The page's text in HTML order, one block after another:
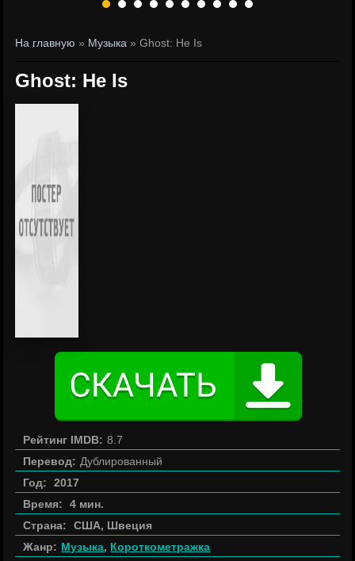
На главную » Музыка » Ghost: He Is
Ghost: He Is
Рейтинг IMDB: 8.7
Перевод: Дублированный
Год:
2017
Время:
4 мин.
Страна:
США, Швеция
Жанр: Музыка, Короткометражка